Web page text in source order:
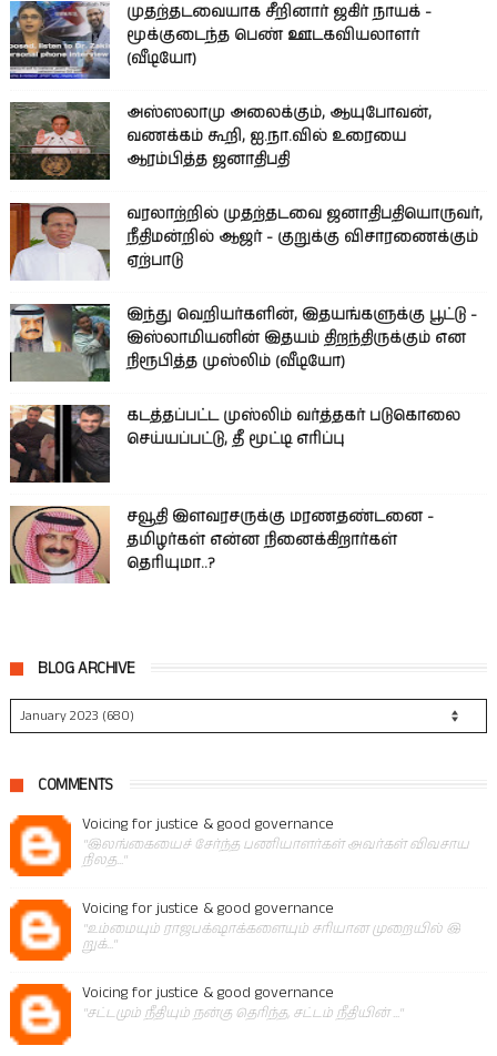
முதற்தடவையாக சீறினார் ஜகிர் நாயக் -
மூக்குடைந்த பெண் ஊடகவியலாளர்
(வீடியோ)
அஸ்ஸலாமு அலைக்கும், ஆயுபோவன்,
வணக்கம் கூறி, ஐ.நா.வில் உரையை
ஆரம்பித்த ஜனாதிபதி
வரலாற்றில் முதற்தடவை ஜனாதிபதியொருவர்,
நீதிமன்றில் ஆஜர் - குறுக்கு விசாரணைக்கும்
ஏற்பாடு
இந்து வெறியர்களின், இதயங்களுக்கு பூட்டு -
இஸ்லாமியனின் இதயம் திறந்திருக்கும் என
நிரூபித்த முஸ்லிம் (வீடியோ)
கடத்தப்பட்ட முஸ்லிம் வர்த்தகர் படுகொலை
செய்யப்பட்டு, தீ மூட்டி எரிப்பு
சவூதி இளவரசருக்கு மரணதண்டனை -
தமிழர்கள் என்ன நினைக்கிறார்கள்
தெரியுமா..?
BLOG ARCHIVE
COMMENTS
Voicing for justice & good governance
"இலங்கையைச் சேர்ந்த பணியாளர்கள் அவர்கள் விவசாய
நிலத..."
Voicing for justice & good governance
"உம்மையும் ராஜபக்‌ஷாக்களையும் சரியான முறையில் இ
றுக்..."
Voicing for justice & good governance
"சட்டமும் நீதியும் நன்கு தெரிந்த, சட்டம் நீதியின் ..."